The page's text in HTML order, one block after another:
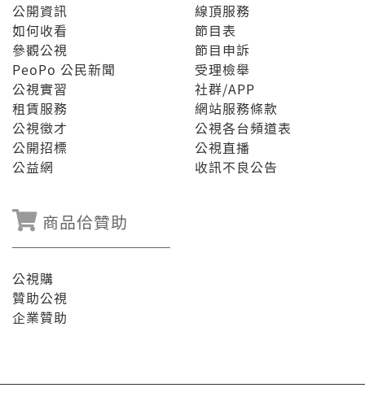
公開資訊
如何收看
參觀公視
PeoPo 公民新聞
公視實習
租賃服務
公視徵才
公開招標
公益網
線頂服務
節目表
節目申訴
受理檢舉
社群/APP
網站服務條款
公視各台頻道表
公視直播
收訊不良公告
商品佮贊助
公視購
贊助公視
企業贊助